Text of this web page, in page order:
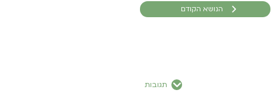
הנושא הקודם
תגובות